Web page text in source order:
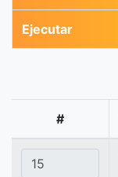
Ejecutar
#